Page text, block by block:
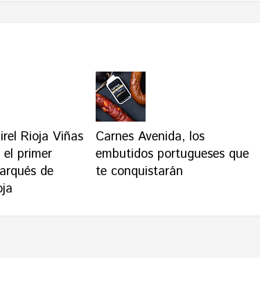
Rioja Viñas
el primer
de
Carnes Avenida, los
embutidos portugueses que
te conquistarán